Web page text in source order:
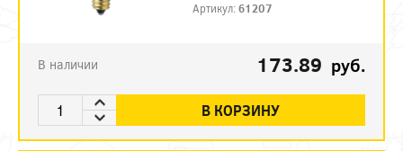
Артикул:61207
В наличии 173.89 руб.
В КОРЗИНУ